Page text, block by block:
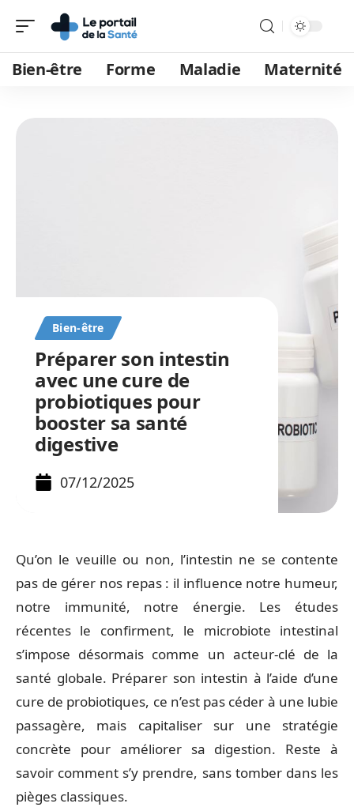
Bien-être Forme Maladie Maternité
Bien-être
Préparer son intestin
avec une cure de
probiotiques pour
booster sa santé
digestive
07/12/2025
Qu’on le veuille ou non, l’intestin ne se contente
pas de gérer nos repas : il influence notre humeur,
notre immunité, notre énergie. Les études
récentes le confirment, le microbiote intestinal
s’impose désormais comme un acteur-clé de la
santé globale. Préparer son intestin à l’aide d’une
cure de probiotiques, ce n’est pas céder à une lubie
passagère, mais capitaliser sur une stratégie
concrète pour améliorer sa digestion. Reste à
savoir comment s’y prendre, sans tomber dans les
pièges classiques.